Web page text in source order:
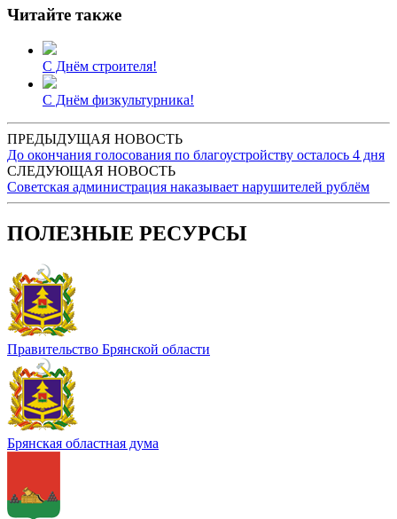
Читайте также
С Днём строителя!
С Днём физкультурника!
ПРЕДЫДУЩАЯ НОВОСТЬ
До окончания голосования по благоустройству осталось 4 дня
СЛЕДУЮЩАЯ НОВОСТЬ
Советская администрация наказывает нарушителей рублём
ПОЛЕЗНЫЕ РЕСУРСЫ
Правительство Брянской области
Брянская областная дума